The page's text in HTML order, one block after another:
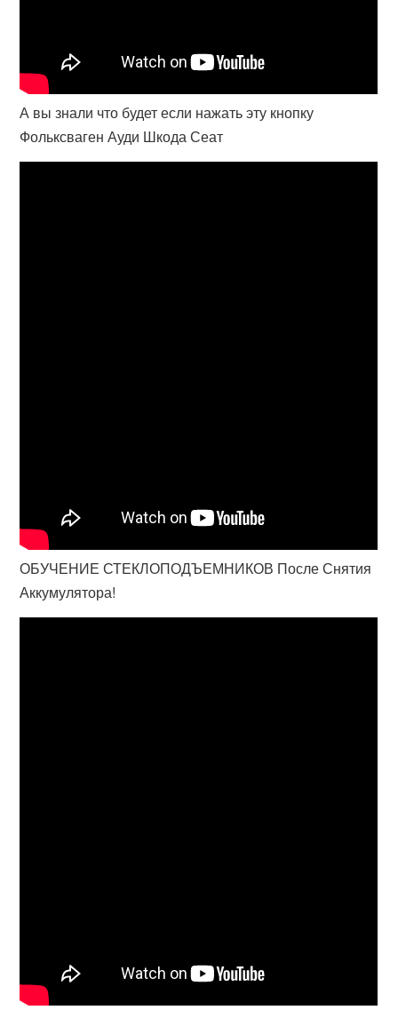
А вы знали что будет если нажать эту кнопку
Фольксваген Ауди Шкода Сеат
ОБУЧЕНИЕ СТЕКЛОПОДЪЕМНИКОВ После Снятия
Аккумулятора!